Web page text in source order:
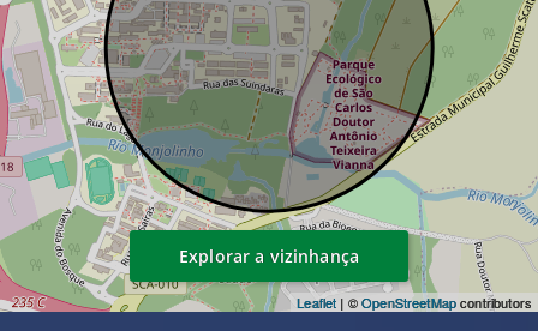
Leaflet | ©OpenStreetMapcontributors
Explorar a vizinhança